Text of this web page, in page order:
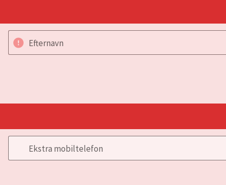
Efternavn
Ekstra mobiltelefon